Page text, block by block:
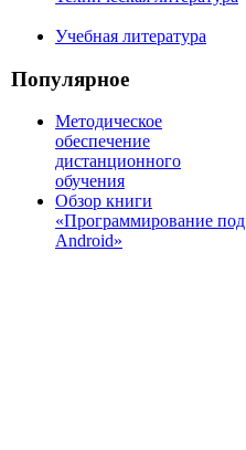
Учебная литература
Популярное
Методическое
обеспечение
дистанционного
обучения
Обзор книги
«Программирование под
Android»